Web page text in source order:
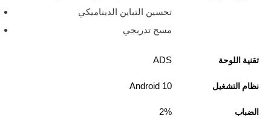
تحسين التباين الديناميكي
مسح تدريجي
تقنية اللوحة ADS
نظام التشغيل Android 10
الضباب 2%